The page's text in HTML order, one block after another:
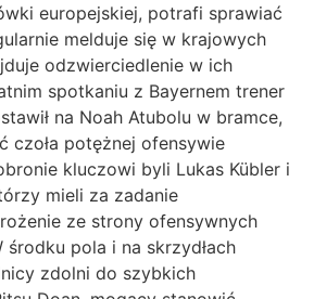
europejskiej, potrafi sprawiać
melduje się w krajowych
odzwierciedlenie w ich
spotkaniu z Bayernem trener
na Noah Atubolu w bramce,
czoła potężnej ofensywie
kluczowi byli Lukas Kübler i
mieli za zadanie
ze strony ofensywnych
środku pola i na skrzydłach
zdolni do szybkich